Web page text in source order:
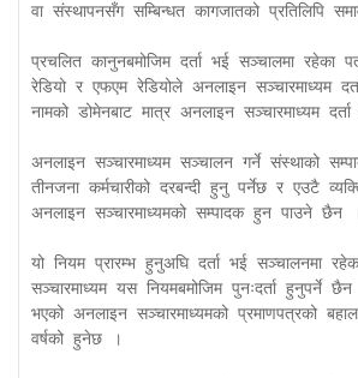
वा संस्थापनसँग सम्बिन्धत कागजातको प्रतिलिपि
प्रचलित कानुनबमोजिम दर्ता भई सञ्चालमा रहेका
रेडियो र एफएम रेडियोले अनलाइन सञ्चारमाध्यम
नामको डोमेनबाट मात्र अनलाइन सञ्चारमाध्यम
अनलाइन सञ्चारमाध्यम सञ्चालन गर्ने संस्थाको
तीनजना कर्मचारीको दरबन्दी हुनु पर्नेछ र एउटै
अनलाइन सञ्चारमाध्यमको सम्पादक हुन पाउने छैन ।
यो नियम प्रारम्भ हुनुअघि दर्ता भई सञ्चालनमा
सञ्चारमाध्यम यस नियमबमोजिम पुनःदर्ता हुनुपर्ने
भएको अनलाइन सञ्चारमाध्यमको प्रमाणपत्रको
वर्षको हुनेछ ।